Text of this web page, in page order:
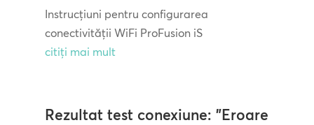
Instrucțiuni pentru configurarea
conectivității WiFi ProFusion iS
citiți mai mult
Rezultat test conexiune: "Eroare